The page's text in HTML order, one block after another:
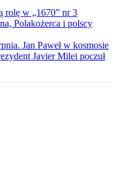
rolę w „1670” nr 3
Polakożerca i polscy
Jan Paweł w kosmosie
Javier Milei poczuł